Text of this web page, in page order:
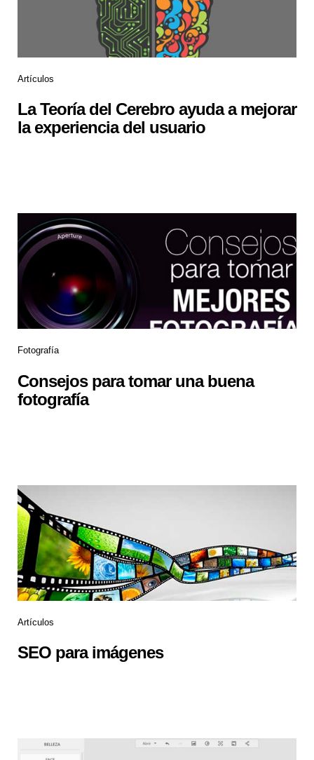
Artículos
La Teoría del Cerebro ayuda a mejorar
la experiencia del usuario
Fotografía
Consejos para tomar una buena
fotografía
Artículos
SEO para imágenes